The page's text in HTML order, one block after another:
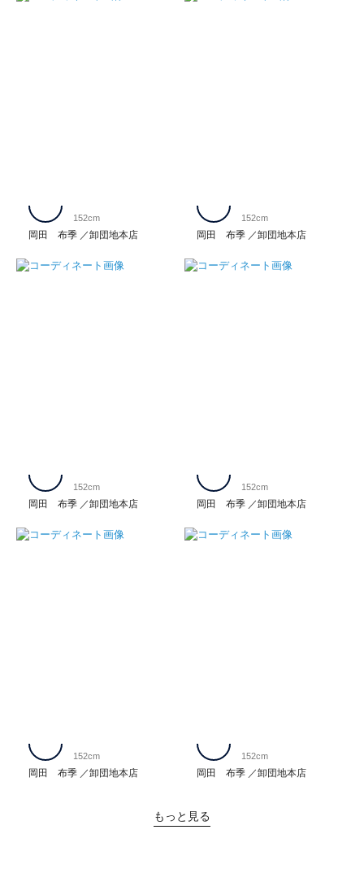
岡田 布季 卸団地本店
152cm
岡田 布季 卸団地本店
152cm
岡田 布季 卸団地本店
152cm
岡田 布季 卸団地本店
152cm
岡田 布季 卸団地本店
152cm
岡田 布季 卸団地本店
152cm
もっと見る